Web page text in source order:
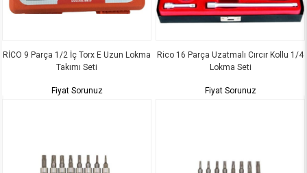
RİCO 9 Parça 1/2 İç Torx E Uzun Lokma
Takımı Seti
Fiyat Sorunuz
Rico 16 Parça Uzatmalı Cırcır Kollu 1/4
Lokma Seti
Fiyat Sorunuz